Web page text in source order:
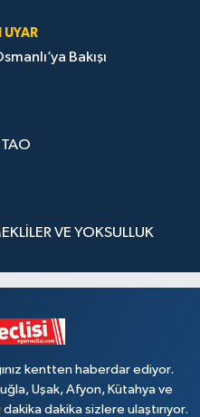
UYAR
Bakışı
VE YOKSULLUK
kentten haberdar ediyor.
Uşak, Afyon, Kütahya ve
dakika sizlere ulaştırıyor.